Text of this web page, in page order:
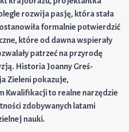
rozwija pasję, która stała
formalnie potwierdzić
które od dawna wspierały
patrzeć na przyrodę
Historia Joanny Greś-
Zieleni pokazuje,
Kwalifikacji to realne narzędzie
zdobywanych latami
nauki.